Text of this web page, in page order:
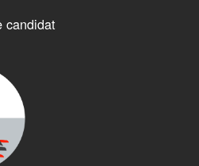
candidat